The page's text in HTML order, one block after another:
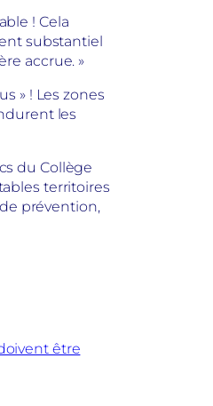
! Cela
substantiel
accrue. »
» ! Les zones
les
du Collège
territoires
prévention,
être